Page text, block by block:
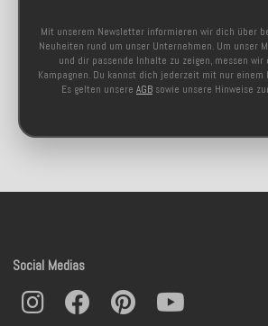
Mit unserem Newsletter informieren wir dich über
Neuheiten rund um unser Unternehmen. Um unser
und dir passende Inhalte zu zeigen, messen wir
Kampagnen. Du kannst dich jederzeit mit nur einem
Es gelten unsere AGB sowie unsere Hinweise
Social Medias